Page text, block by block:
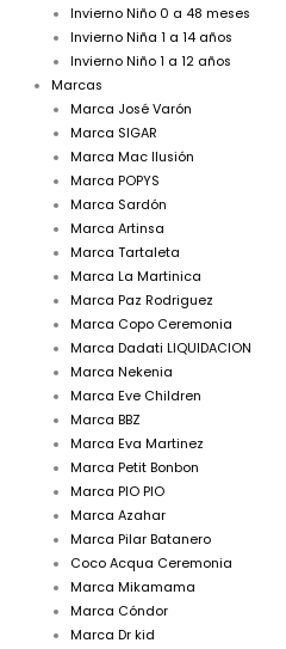
Invierno Niño 0 a 48 meses
Invierno Niña 1 a 14 años
Invierno Niño 1 a 12 años
Marcas
Marca José Varón
Marca SIGAR
Marca Mac Ilusión
Marca POPYS
Marca Sardón
Marca Artinsa
Marca Tartaleta
Marca La Martinica
Marca Paz Rodriguez
Marca Copo Ceremonia
Marca Dadati LIQUIDACION
Marca Nekenia
Marca Eve Children
Marca BBZ
Marca Eva Martinez
Marca Petit Bonbon
Marca PIO PIO
Marca Azahar
Marca Pilar Batanero
Coco Acqua Ceremonia
Marca Mikamama
Marca Cóndor
Marca Dr kid